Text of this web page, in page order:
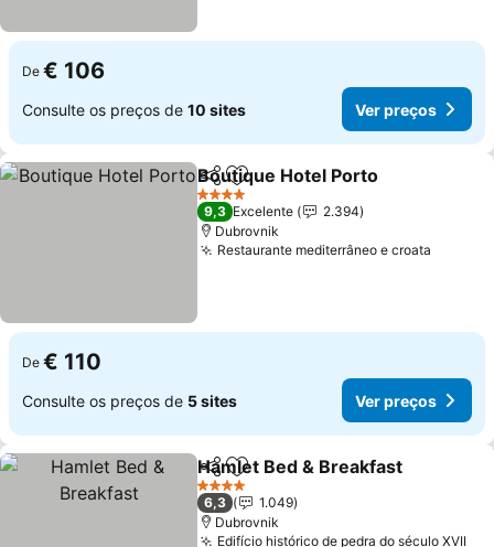
De € 106
Consulte os preços de 10 sites Ver preços
PartilharAdicionar aos favoritos
Boutique Hotel Porto
4 Estrelas
9,3 Excelente
2.394
Dubrovnik
Restaurante mediterrâneo e croata
De € 110
Consulte os preços de 5 sites Ver preços
PartilharAdicionar aos favoritos
Hamlet Bed & Breakfast
4 Estrelas
6,3
1.049
Dubrovnik
Edifício histórico de pedra do século XVII